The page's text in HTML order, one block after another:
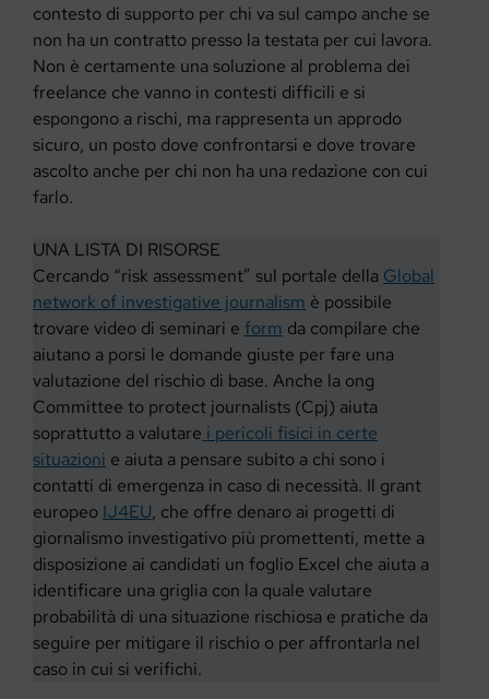
contesto di supporto per chi va sul campo anche se
non ha un contratto presso la testata per cui lavora.
Non è certamente una soluzione al problema dei
freelance che vanno in contesti difficili e si
espongono a rischi, ma rappresenta un approdo
sicuro, un posto dove confrontarsi e dove trovare
ascolto anche per chi non ha una redazione con cui
farlo.
UNA LISTA DI RISORSE
Cercando “risk assessment” sul portale della Global
network of investigative journalism è possibile
trovare video di seminari e form da compilare che
aiutano a porsi le domande giuste per fare una
valutazione del rischio di base. Anche la ong
Committee to protect journalists (Cpj) aiuta
soprattutto a valutare i pericoli fisici in certe
situazioni e aiuta a pensare subito a chi sono i
contatti di emergenza in caso di necessità. Il grant
europeo IJ4EU, che offre denaro ai progetti di
giornalismo investigativo più promettenti, mette a
disposizione ai candidati un foglio Excel che aiuta a
identificare una griglia con la quale valutare
probabilità di una situazione rischiosa e pratiche da
seguire per mitigare il rischio o per affrontarla nel
caso in cui si verifichi.